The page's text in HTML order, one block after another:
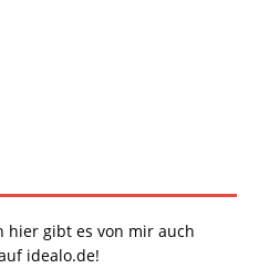
hier gibt es von mir auch
idealo.de!